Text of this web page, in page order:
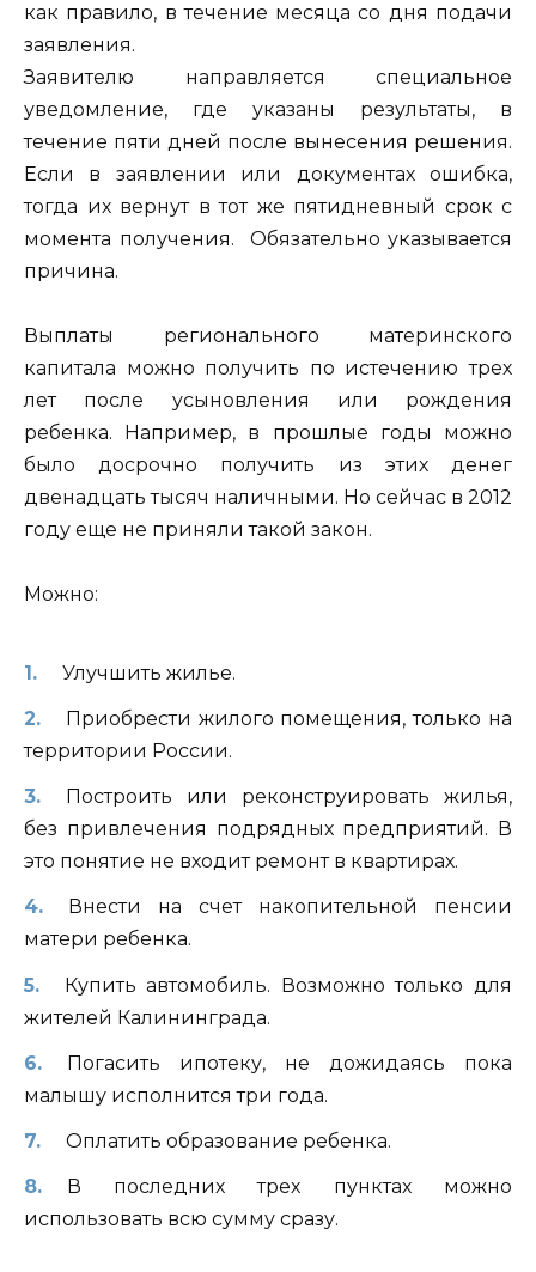
как правило, в течение месяца со дня подачи
заявления.
Заявителю направляется специальное
уведомление, где указаны результаты, в
течение пяти дней после вынесения решения.
Если в заявлении или документах ошибка,
тогда их вернут в тот же пятидневный срок с
момента получения. Обязательно указывается
причина.
Выплаты регионального материнского
капитала можно получить по истечению трех
лет после усыновления или рождения
ребенка. Например, в прошлые годы можно
было досрочно получить из этих денег
двенадцать тысяч наличными. Но сейчас в 2012
году еще не приняли такой закон.
Можно:
Улучшить жилье.
Приобрести жилого помещения, только на
территории России.
Построить или реконструировать жилья,
без привлечения подрядных предприятий. В
это понятие не входит ремонт в квартирах.
Внести на счет накопительной пенсии
матери ребенка.
Купить автомобиль. Возможно только для
жителей Калининграда.
Погасить ипотеку, не дожидаясь пока
малышу исполнится три года.
Оплатить образование ребенка.
В последних трех пунктах можно
использовать всю сумму сразу.